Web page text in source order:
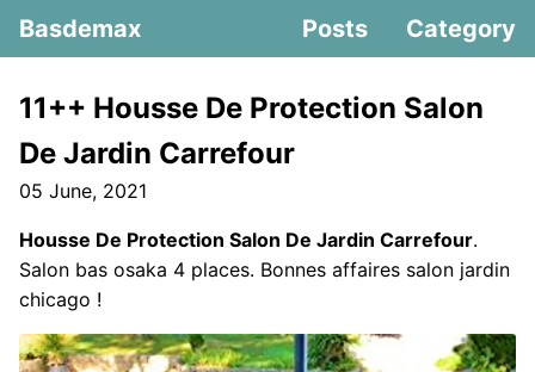
Basdemax Posts Category
11++ Housse De Protection Salon
De Jardin Carrefour
05 June, 2021
Housse De Protection Salon De Jardin Carrefour.
Salon bas osaka 4 places. Bonnes affaires salon jardin
chicago !